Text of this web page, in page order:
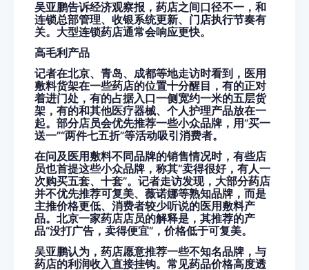
吴亚鹏告诉经济观察报，药店之间口径不一，和
连锁总部管理、收银系统更新、门店执行节奏有
关。大型连锁药店通常会响应更快。
高毛利产品
记者在北京、青岛、成都等地走访时看到，医用
敷料货架在一些药店的位置十分醒目，有的正对
着进门处，有的占据入口一侧宽约一米的五层货
架，有的和其他医疗器械、个人护理产品放在一
起。部分店员会优先推荐一些小众品牌，用“买一
送一”“两件七五折”等活动吸引消费者。
在问及医用敷料不同品牌的销售情况时，有些店
员也首提这些小众品牌，称其“卖得很好，有人一
次购买五套、十套”。记者走访发现，大部分药店
并不优先推荐可复美、薇诺娜等熟知品牌，而是
主推价格更低、消费者较少听说的医用敷料产
品。北京一家药店店员的解释是，其推荐的产
品“没打广告，卖得便宜”，价格低于可复美。
吴亚鹏认为，药店愿意推荐一些不知名品牌，与
药店的利润收入直接挂钩。常见药品价格高度透